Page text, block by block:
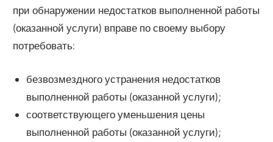
при обнаружении недостатков выполненной работы
(оказанной услуги) вправе по своему выбору
потребовать:
безвозмездного устранения недостатков
выполненной работы (оказанной услуги);
соответствующего уменьшения цены
выполненной работы (оказанной услуги);